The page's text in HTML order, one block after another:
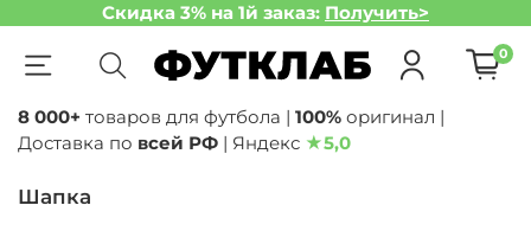
Скидка 3% на 1й заказ: Получить>
0
8 000+ товаров для футбола | 100% оригинал |
Доставка по всей РФ | Яндекс ★5,0
Шапка